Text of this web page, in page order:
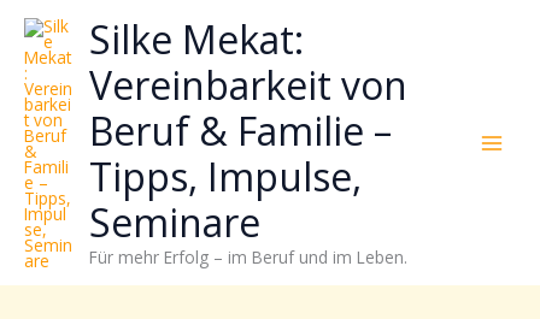
Zum
Inhalt
springen
Silke Mekat:
Vereinbarkeit von
Beruf & Familie –
Tipps, Impulse,
Seminare
Für mehr Erfolg – im Beruf und im Leben.
wie
sich
Stress
reduzieren
Energie
gezielter
einsetzen
lässt?
Einfach